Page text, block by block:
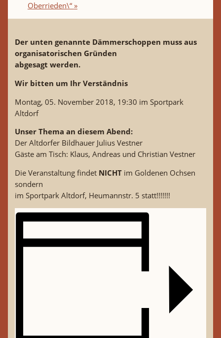
Oberrieden\“ »
Der unten genannte Dämmerschoppen muss aus
organisatorischen Gründen
abgesagt werden.
Wir bitten um Ihr Verständnis
Montag, 05. November 2018, 19:30 im Sportpark
Altdorf
Unser Thema an diesem Abend:
Der Altdorfer Bildhauer Julius Vestner
Gäste am Tisch: Klaus, Andreas und Christian Vestner
Die Veranstaltung findet NICHT im Goldenen Ochsen
sondern
im Sportpark Altdorf, Heumannstr. 5 statt!!!!!!!